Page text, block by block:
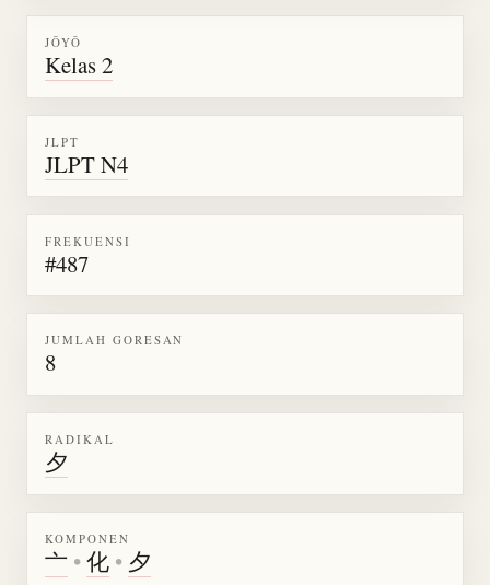
JŌYŌ
Kelas 2
JLPT
JLPT N4
FREKUENSI
#487
JUMLAH GORESAN
8
RADIKAL
夕
KOMPONEN
亠 •化 • 夕